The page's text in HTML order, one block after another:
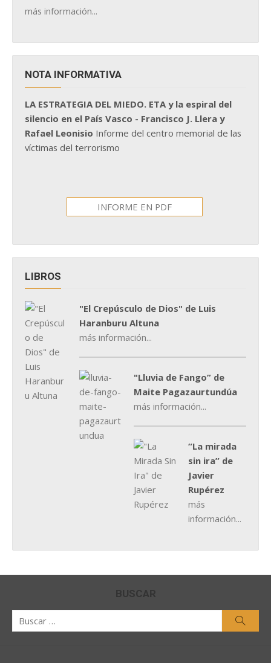
más información...
NOTA INFORMATIVA
LA ESTRATEGIA DEL MIEDO. ETA y la espiral del
silencio en el País Vasco - Francisco J. Llera y
Rafael Leonisio Informe del centro memorial de las
víctimas del terrorismo
INFORME EN PDF
LIBROS
"El Crepúsculo de Dios" de Luis
Haranburu Altuna
más información...
"Lluvia de Fango” de
Maite Pagazaurtundúa
más información...
“La mirada
sin ira” de
Javier
Rupérez
más
información...
BUSCAR